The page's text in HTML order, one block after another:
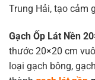
Trung Hải, tạo cảm
Gạch Ốp Lát Nền
thước 20×20 cm
loại gạch bông,